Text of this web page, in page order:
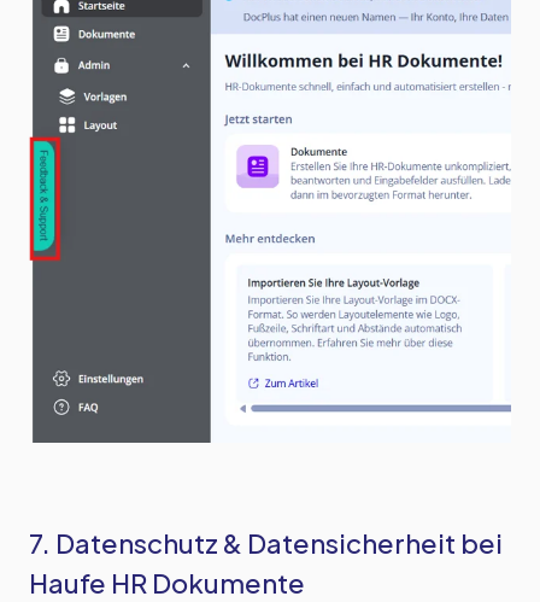
7. Datenschutz & Datensicherheit bei
Haufe HR Dokumente